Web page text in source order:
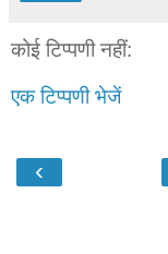
कोई टिप्पणी नहीं:
एक टिप्पणी भेजें
‹